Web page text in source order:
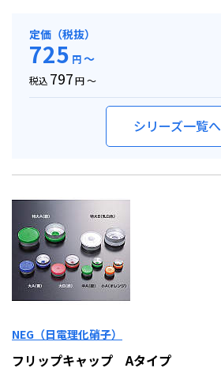
定価（税抜）
725 円～
税込 797円 ～
シリーズ一覧へ
NEG（日電理化硝子）
フリップキャップ Aタイプ